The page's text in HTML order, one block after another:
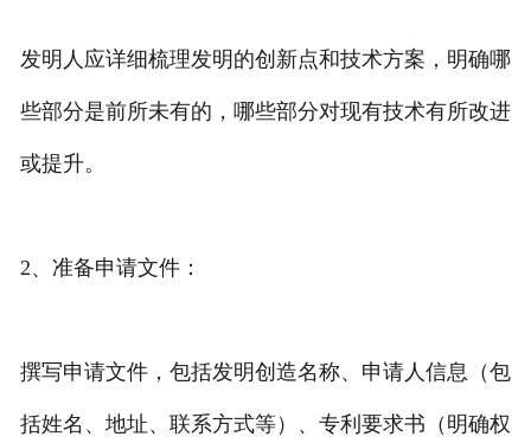
发明人应详细梳理发明的创新点和技术方案，明确哪
些部分是前所未有的，哪些部分对现有技术有所改进
或提升。
2、准备申请文件：
撰写申请文件，包括发明创造名称、申请人信息（包
括姓名、地址、联系方式等）、专利要求书（明确权